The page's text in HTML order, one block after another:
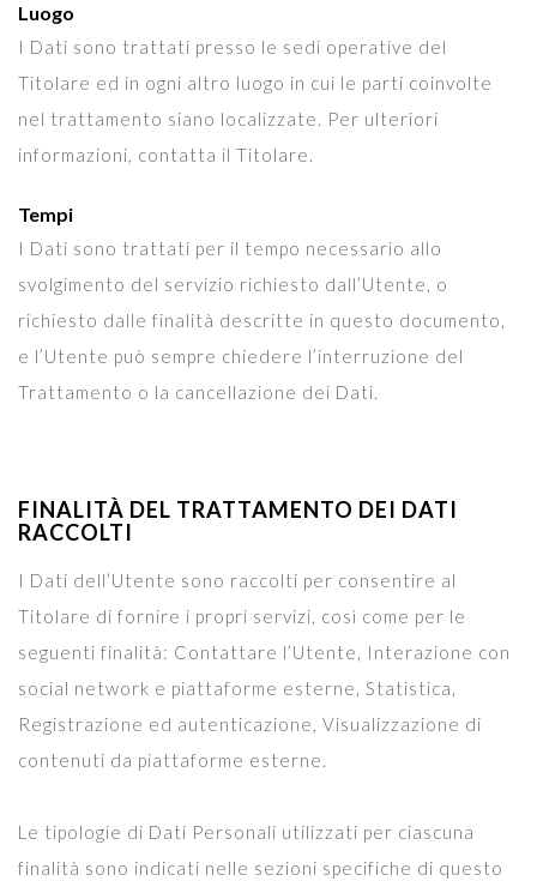
Luogo
I Dati sono trattati presso le sedi operative del
Titolare ed in ogni altro luogo in cui le parti coinvolte
nel trattamento siano localizzate. Per ulteriori
informazioni, contatta il Titolare.
Tempi
I Dati sono trattati per il tempo necessario allo
svolgimento del servizio richiesto dall’Utente, o
richiesto dalle finalità descritte in questo documento,
e l’Utente può sempre chiedere l’interruzione del
Trattamento o la cancellazione dei Dati.
FINALITÀ DEL TRATTAMENTO DEI DATI
RACCOLTI
I Dati dell’Utente sono raccolti per consentire al
Titolare di fornire i propri servizi, così come per le
seguenti finalità: Contattare l’Utente, Interazione con
social network e piattaforme esterne, Statistica,
Registrazione ed autenticazione, Visualizzazione di
contenuti da piattaforme esterne.
Le tipologie di Dati Personali utilizzati per ciascuna
finalità sono indicati nelle sezioni specifiche di questo